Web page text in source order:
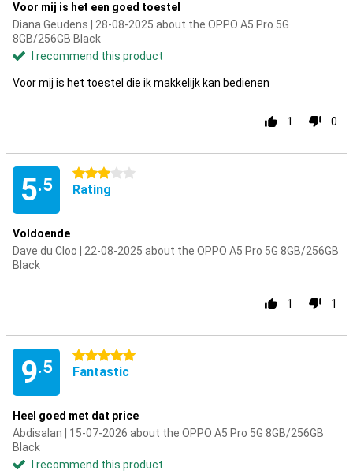
Voor mij is het een goed toestel
Diana Geudens | 28-08-2025 about the OPPO A5 Pro 5G
8GB/256GB Black
I recommend this product
Voor mij is het toestel die ik makkelijk kan bedienen
1 0
5.5
3 stars
Rating
Voldoende
Dave du Cloo | 22-08-2025 about the OPPO A5 Pro 5G 8GB/256GB
Black
1 1
9.5
5 stars
Fantastic
Heel goed met dat price
Abdisalan | 15-07-2026 about the OPPO A5 Pro 5G 8GB/256GB
Black
I recommend this product